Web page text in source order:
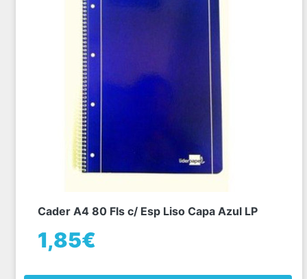
Cader A4 80 Fls c/ Esp Liso Capa Azul LP
1,85€